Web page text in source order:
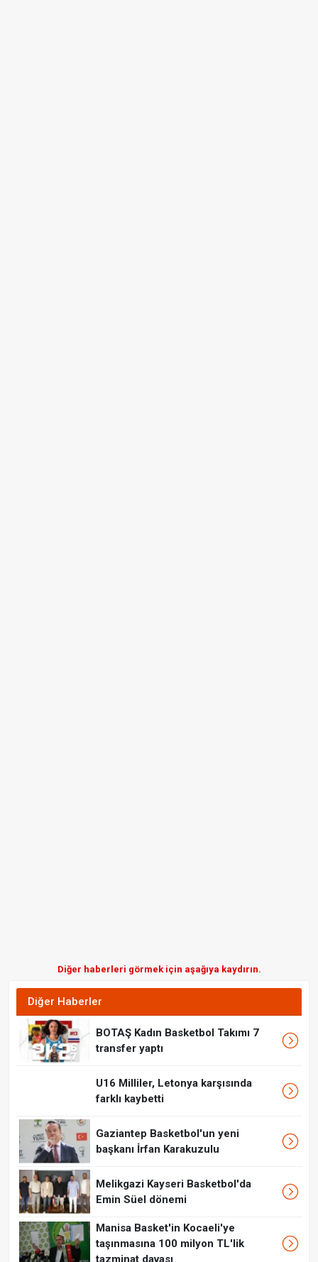
Diğer haberleri görmek için aşağıya kaydırın.
Diğer Haberler
BOTAŞ Kadın Basketbol Takımı 7
transfer yaptı
U16 Milliler, Letonya karşısında
farklı kaybetti
Gaziantep Basketbol'un yeni
başkanı İrfan Karakuzulu
Melikgazi Kayseri Basketbol'da
Emin Süel dönemi
Manisa Basket'in Kocaeli'ye
taşınmasına 100 milyon TL'lik
tazminat davası